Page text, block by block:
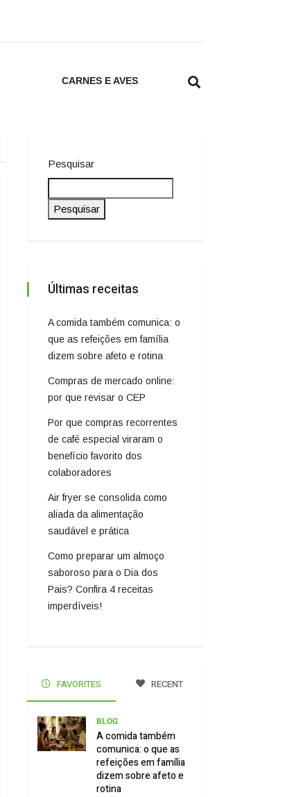
CARNES E AVES
Pesquisar
Pesquisar
Últimas receitas
A comida também comunica: o
que as refeições em família
dizem sobre afeto e rotina
Compras de mercado online:
por que revisar o CEP
Por que compras recorrentes
de café especial viraram o
benefício favorito dos
colaboradores
Air fryer se consolida como
aliada da alimentação
saudável e prática
Como preparar um almoço
saboroso para o Dia dos
Pais? Confira 4 receitas
imperdíveis!
FAVORITES RECENT
BLOG
A comida também
comunica: o que as
refeições em família
dizem sobre afeto e
rotina